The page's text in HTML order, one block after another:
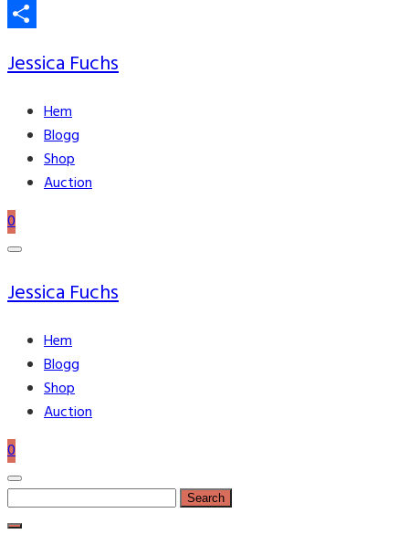
Email
Jessica Fuchs
Hem
Blogg
Shop
Auction
0
Jessica Fuchs
Hem
Blogg
Shop
Auction
0
Search
for: